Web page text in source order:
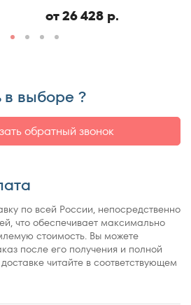
от 26 428 р.
выборе ?
обратный звонок
по всей России, непосредственно
что обеспечивает максимально
стоимость. Вы можете
после его получения и полной
читайте в соответствующем